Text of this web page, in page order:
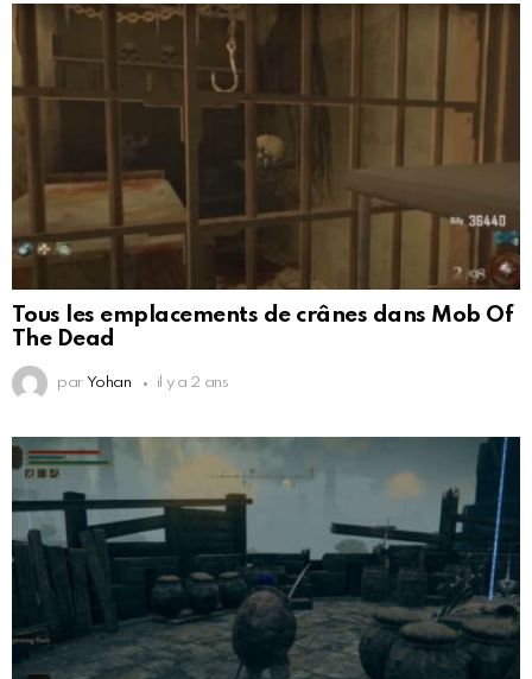
Tous les emplacements de crânes dans Mob Of
The Dead
par Yohan il y a 2 ans